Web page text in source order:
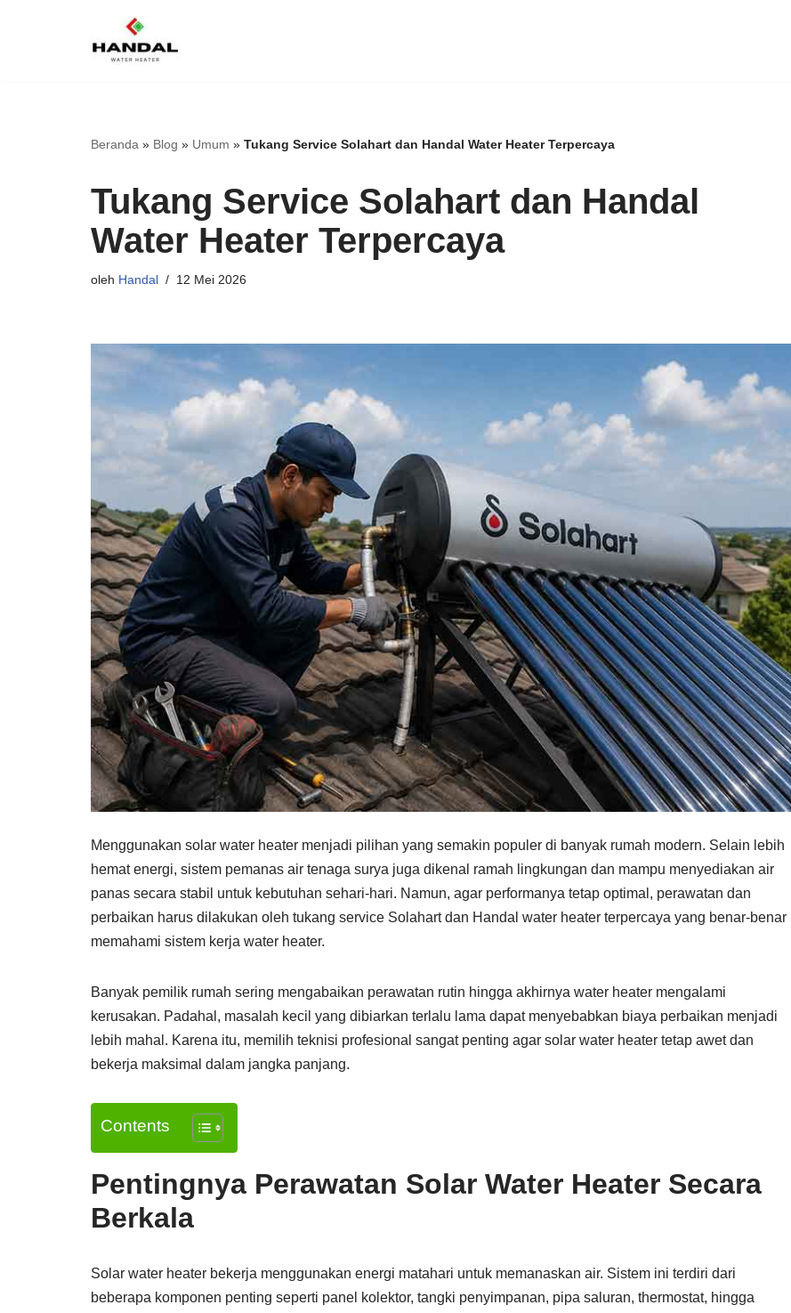
Beranda » Blog » Umum » Tukang Service Solahart dan Handal Water Heater Terpercaya
Tukang Service Solahart dan Handal
Water Heater Terpercaya
oleh Handal 12 Mei 2026
Menggunakan solar water heater menjadi pilihan yang semakin populer di banyak rumah modern. Selain lebih
hemat energi, sistem pemanas air tenaga surya juga dikenal ramah lingkungan dan mampu menyediakan air
panas secara stabil untuk kebutuhan sehari-hari. Namun, agar performanya tetap optimal, perawatan dan
perbaikan harus dilakukan oleh tukang service Solahart dan Handal water heater terpercaya yang benar-benar
memahami sistem kerja water heater.
Banyak pemilik rumah sering mengabaikan perawatan rutin hingga akhirnya water heater mengalami
kerusakan. Padahal, masalah kecil yang dibiarkan terlalu lama dapat menyebabkan biaya perbaikan menjadi
lebih mahal. Karena itu, memilih teknisi profesional sangat penting agar solar water heater tetap awet dan
bekerja maksimal dalam jangka panjang.
Contents
Pentingnya Perawatan Solar Water Heater Secara
Berkala
Solar water heater bekerja menggunakan energi matahari untuk memanaskan air. Sistem ini terdiri dari
beberapa komponen penting seperti panel kolektor, tangki penyimpanan, pipa saluran, thermostat, hingga